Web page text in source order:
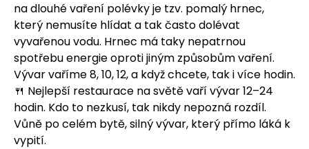
na dlouhé vaření polévky je tzv. pomalý hrnec,
který nemusíte hlídat a tak často dolévat
vyvařenou vodu. Hrnec má taky nepatrnou
spotřebu energie oproti jiným způsobům vaření.
Vývar vaříme 8, 10, 12, a když chcete, tak i více hodin.
🍴 Nejlepší restaurace na světě vaří vývar 12–24
hodin. Kdo to nezkusí, tak nikdy nepozná rozdíl.
Vůně po celém bytě, silný vývar, který přímo láká k
vypití.
e